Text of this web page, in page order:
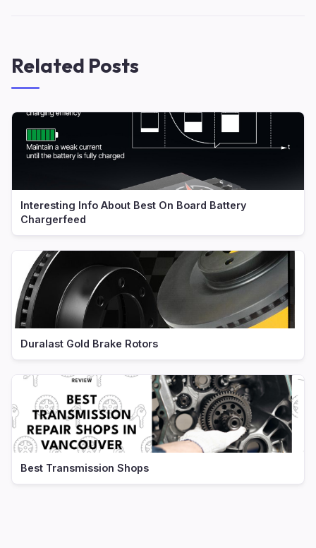
Related Posts
Interesting Info About Best On Board Battery
Chargerfeed
Duralast Gold Brake Rotors
Best Transmission Shops